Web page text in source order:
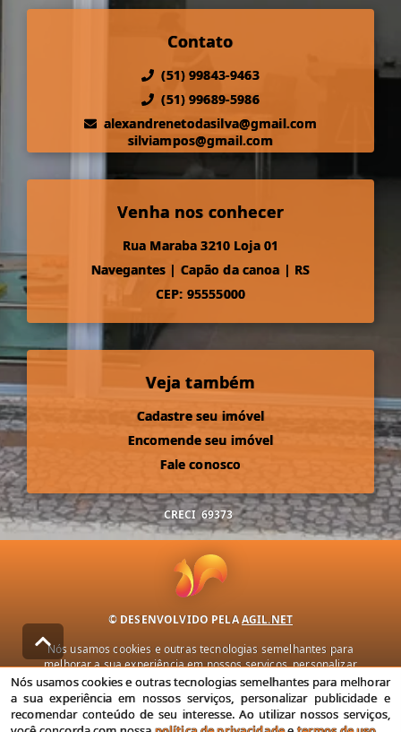
Contato
(51) 99843-9463
(51) 99689-5986
alexandrenetodasilva@gmail.com
silviampos@gmail.com
Venha nos conhecer
Rua Maraba 3210 Loja 01
Navegantes | Capão da canoa | RS
CEP: 95555000
Veja também
Cadastre seu imóvel
Encomende seu imóvel
Fale conosco
CRECI 69373
© DESENVOLVIDO PELAAGIL.NET
Nós usamos cookies e outras tecnologias semelhantes para
melhorar a sua experiência em nossos serviços, personalizar
publicidade e recomendar conteúdo de seu interesse. Ao utilizar
nossos serviços, você concorda com nossa política de privacidade e
termos de uso.
Nós usamos cookies e outras tecnologias semelhantes para melhorar
a sua experiência em nossos serviços, personalizar publicidade e
recomendar conteúdo de seu interesse. Ao utilizar nossos serviços,